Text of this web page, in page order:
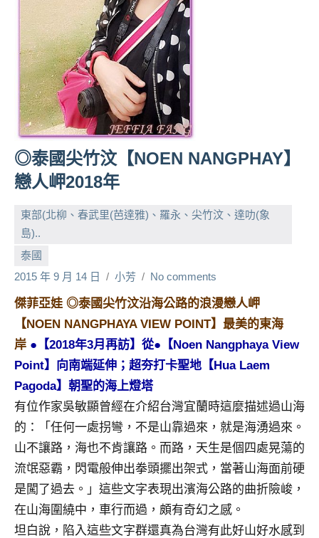
路、
旅
遊
節
目
來
賓、
News
金
號
節
目
底、
外
景
節
目
主
持、
吳
哥
泰
國
旅
遊
書
◎泰國尖竹汶【NOEN NANGPHAY】
戀人岬2018年
東部(北柳、春武里(芭達雅)、羅永、尖竹汶、達叻(象
島)..
泰國
2015 年 9 月 14 日
小芳 No comments
傑菲亞娃 ◎泰國尖竹汶沿海公路的浪漫戀人岬
【NOEN NANGPHAYA VIEW POINT】最美的東海
岸 ●【2018年3月再訪】從●【Noen Nangphaya View
Point】向南端延伸；超夯打卡聖地【Hua Laem
Pagoda】朝聖的海上燈塔
有位作家吳敏顯曾經在介紹台灣宜蘭時這麼描述過山海
的：「任何一處拐彎，不是山靠過來，就是海湧過來。
山不讓路，海也不肯讓路。而路，天生是個四處晃蕩的
流氓惡霸，閃電般伸出拳頭擺出架式，當著山海面前硬
是闖了過去。」這些文字表現出濱海公路的曲折險峻，
在山海圍繞中，車行而過，頗有奇幻之感。
坦白說，陷入這些文字群還真為台灣有此好山好水感到